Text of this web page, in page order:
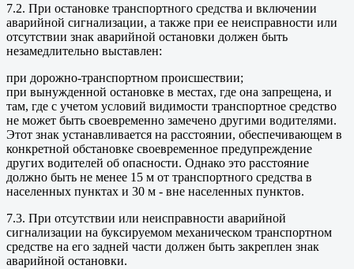
7.2. При остановке транспортного средства и включении
аварийной сигнализации, а также при ее неисправности или
отсутствии знак аварийной остановки должен быть
незамедлительно выставлен:
при дорожно-транспортном происшествии;
при вынужденной остановке в местах, где она запрещена, и
там, где с учетом условий видимости транспортное средство
не может быть своевременно замечено другими водителями.
Этот знак устанавливается на расстоянии, обеспечивающем в
конкретной обстановке своевременное предупреждение
других водителей об опасности. Однако это расстояние
должно быть не менее 15 м от транспортного средства в
населенных пунктах и 30 м - вне населенных пунктов.
7.3. При отсутствии или неисправности аварийной
сигнализации на буксируемом механическом транспортном
средстве на его задней части должен быть закреплен знак
аварийной остановки.